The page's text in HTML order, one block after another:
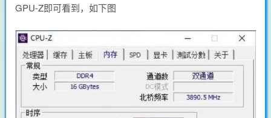
GPU-Z即可看到，如下图